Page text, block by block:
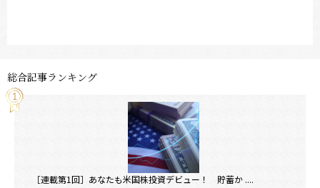
総合記事ランキング
［連載第1回］あなたも米国株投資デビュー！ 貯蓄か ....